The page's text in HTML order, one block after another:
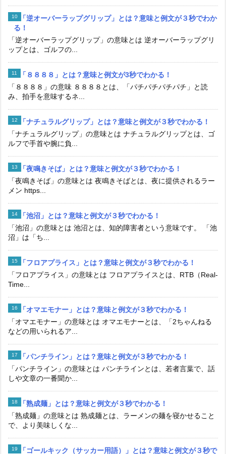
「逆オーバーラップグリップ」とは？意味と例文が３秒でわか
る！
「逆オーバーラップグリップ」の意味とは 逆オーバーラップグリ
ップとは、ゴルフの...
「８８８８」とは？意味と例文が3秒でわかる！
「８８８８」の意味 ８８８８とは、「パチパチパチパチ」と読
み、拍手を意味するネ...
「ナチュラルグリップ」とは？意味と例文が３秒でわかる！
「ナチュラルグリップ」の意味とは ナチュラルグリップとは、ゴ
ルフで手首や腕に負...
「夜鳴きそば」とは？意味と例文が３秒でわかる！
「夜鳴きそば」の意味とは 夜鳴きそばとは、夜に提供されるラー
メン https...
「池沼」とは？意味と例文が３秒でわかる！
「池沼」の意味とは 池沼とは、知的障害者という意味です。 「池
沼」は「ち...
「フロアプライス」とは？意味と例文が３秒でわかる！
「フロアプライス」の意味とは フロアプライスとは、RTB（Real-
Time...
「オマエモナー」とは？意味と例文が３秒でわかる！
「オマエモナー」の意味とは オマエモナーとは、「2ちゃんねる
などの用いられるア...
「パンチライン」とは？意味と例文が３秒でわかる！
「パンチライン」の意味とは パンチラインとは、若者言葉で、話
しや文章の一番聞か...
「熟成麺」とは？意味と例文が３秒でわかる！
「熟成麺」の意味とは 熟成麺とは、ラーメンの麺を寝かせること
で、より美味しくな...
「ゴールキック（サッカー用語）」とは？意味と例文が３秒で